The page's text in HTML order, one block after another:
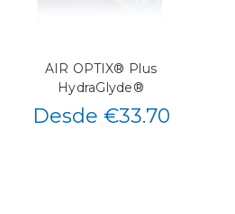
AIR OPTIX® Plus
HydraGlyde®
Desde €33.70